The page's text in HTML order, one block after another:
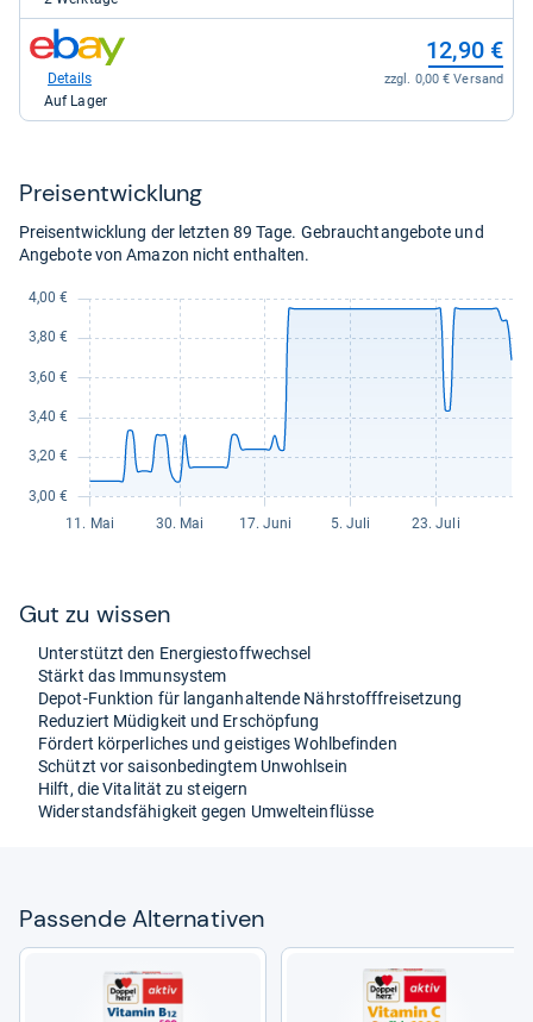
4,21
kaufen.
zum
Shop:
eBay
12,90 €
zzgl. 0,00 € Versand
Details
Auf Lager
Preis­ent­wick­lung
Preisentwicklung der letzten 89 Tage. Gebrauchtangebote und
Angebote von Amazon nicht enthalten.
Gut zu wis­sen
Unter­stützt den Ener­gie­stoff­wech­sel
Stärkt das Immun­sys­tem
Depot-​Funk­tion für lan­gan­hal­tende Nähr­stoff­frei­set­zung
Redu­ziert Müdig­keit und Erschöp­fung
För­dert kör­per­li­ches und geis­ti­ges Wohl­be­fin­den
Schützt vor sai­son­be­ding­tem Unwohl­sein
Hilft, die Vita­li­tät zu stei­gern
Wider­stands­fä­hig­keit gegen Umwelt­ein­flüsse
Pas­sende Alter­na­ti­ven